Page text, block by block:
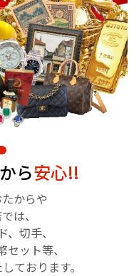
ら安心!!
からや
は、
切手、
ット等、
ております。